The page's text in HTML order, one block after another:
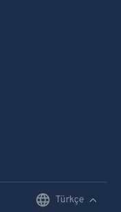
Türkçe